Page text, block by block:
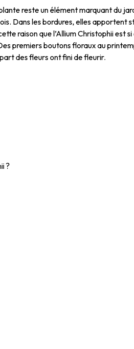
reste un élément marquant du
Dans les bordures, elles
raison que l’Allium Christophii est
premiers boutons floraux au
des fleurs ont fini de fleurir.
?